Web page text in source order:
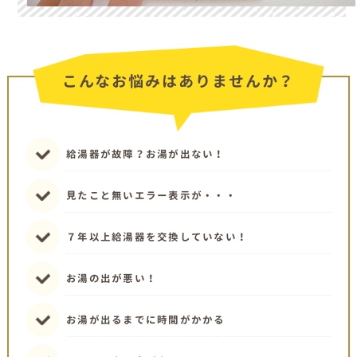
こんなお悩みはありませんか？
給湯器が故障？お湯が出ない！
見たこと無いエラー表示が・・・
７年以上給湯器を交換していない！
お湯の出が悪い！
お湯が出るまでに時間がかかる